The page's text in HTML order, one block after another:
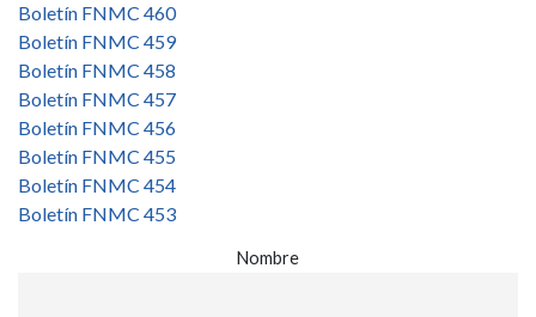
Boletín FNMC 460
Boletín FNMC 459
Boletín FNMC 458
Boletín FNMC 457
Boletín FNMC 456
Boletín FNMC 455
Boletín FNMC 454
Boletín FNMC 453
Nombre